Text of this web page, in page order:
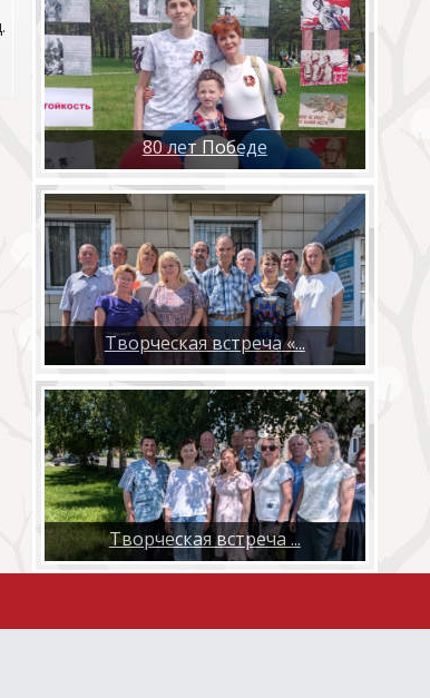
80 лет Победе
Творческая встреча «...
​Творческая встреча ...